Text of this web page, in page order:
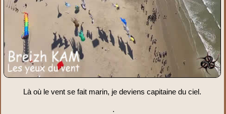
Là où le vent se fait marin, je deviens capitaine du ciel.
.